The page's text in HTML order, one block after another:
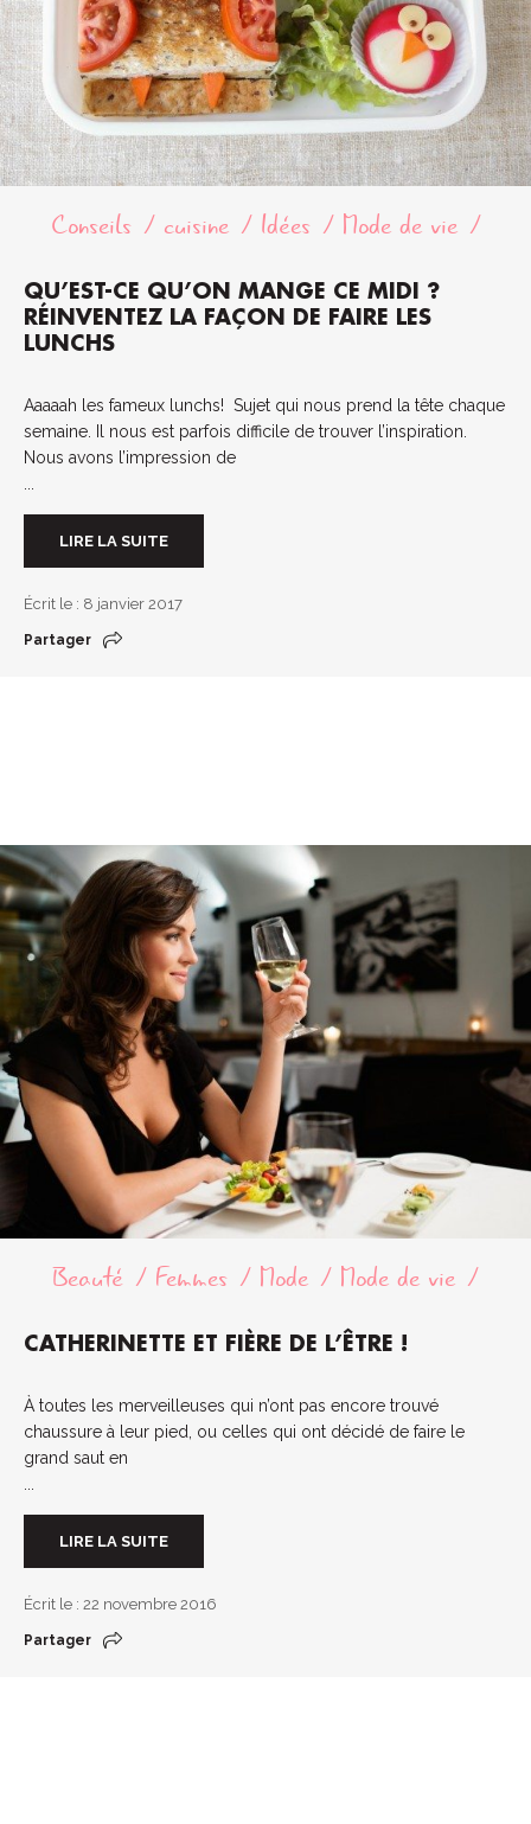
Conseils cuisine Idées Mode de vie
QU’EST-CE QU’ON MANGE CE MIDI ?
RÉINVENTEZ LA FAÇON DE FAIRE LES
LUNCHS
Aaaaah les fameux lunchs! Sujet qui nous prend la tête chaque
semaine. Il nous est parfois difficile de trouver l’inspiration.
Nous avons l’impression de
LIRE LA SUITE
Écrit le : 8 janvier 2017
Partager
Beauté Femmes Mode Mode de vie
CATHERINETTE ET FIÈRE DE L’ÊTRE !
À toutes les merveilleuses qui n’ont pas encore trouvé
chaussure à leur pied, ou celles qui ont décidé de faire le
grand saut en
LIRE LA SUITE
Écrit le : 22 novembre 2016
Partager